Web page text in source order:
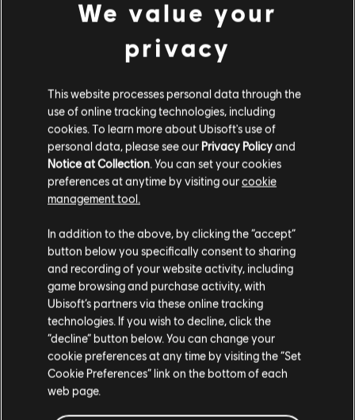
MÁS
DETALLES DEL JUEGO
Juega con tus amigos en cooperativo y JcJ, consigue
potentes armas y equipo y conviértete en uno de los
elegidos para proteger el Capitolio en pleno estado de
emergencia.
We value your
privacy
This website processes personal data through the
use of online tracking technologies, including
cookies. To learn more about Ubisoft's use of
personal data, please see our Privacy Policyand
Notice at Collection. You can set your cookies
preferences at anytime by visiting ourcookie
management tool.
In addition to the above, by clicking the “accept”
button below you specifically consent to sharing
and recording of your website activity, including
game browsing and purchase activity, with
Ubisoft’s partners via these online tracking
technologies. If you wish to decline, click the
“decline” button below. You can change your
cookie preferences at any time by visiting the “Set
Cookie Preferences” link on the bottom of each
web page.